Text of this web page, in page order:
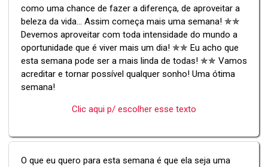
como uma chance de fazer a diferença, de aproveitar a
beleza da vida... Assim começa mais uma semana! ✯✯
Devemos aproveitar com toda intensidade do mundo a
oportunidade que é viver mais um dia! ✯✯ Eu acho que
esta semana pode ser a mais linda de todas! ✯✯ Vamos
acreditar e tornar possível qualquer sonho! Uma ótima
semana!
Clic aqui p/ escolher esse texto
O que eu quero para esta semana é que ela seja uma